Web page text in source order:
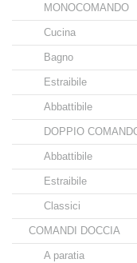
MONOCOMANDO
Cucina
Bagno
Estraibile
Abbattibile
DOPPIO
Abbattibile
Estraibile
Classici
COMANDI DOCCIA
A paratia